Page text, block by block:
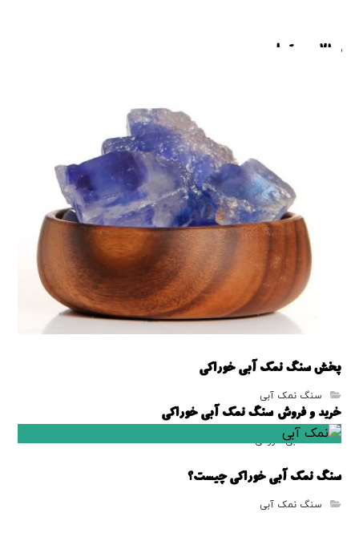
مطالب مرتبط ...
پخش سنگ نمک آبی خوراکی
سنگ نمک آبی
خرید و فروش سنگ نمک آبی خوراکی
نمک آبی خوراکی
سنگ نمک آبی خوراکی چیست؟
سنگ نمک آبی